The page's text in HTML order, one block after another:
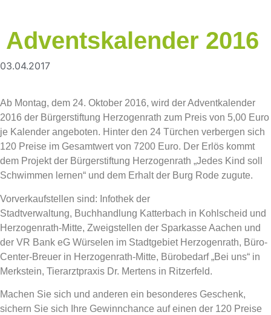
Adventskalender 2016
03.04.2017
Ab Montag, dem 24. Oktober 2016, wird der Adventkalender
2016 der Bürgerstiftung Herzogenrath zum Preis von 5,00 Euro
je Kalender angeboten. Hinter den 24 Türchen verbergen sich
120 Preise im Gesamtwert von 7200 Euro. Der Erlös kommt
dem Projekt der Bürgerstiftung Herzogenrath „Jedes Kind soll
Schwimmen lernen“ und dem Erhalt der Burg Rode zugute.
Vorverkaufstellen sind: Infothek der
Stadtverwaltung, Buchhandlung Katterbach in Kohlscheid und
Herzogenrath-Mitte, Zweigstellen der Sparkasse Aachen und
der VR Bank eG Würselen im Stadtgebiet Herzogenrath, Büro-
Center-Breuer in Herzogenrath-Mitte, Bürobedarf „Bei uns“ in
Merkstein, Tierarztpraxis Dr. Mertens in Ritzerfeld.
Machen Sie sich und anderen ein besonderes Geschenk,
sichern Sie sich Ihre Gewinnchance auf einen der 120 Preise